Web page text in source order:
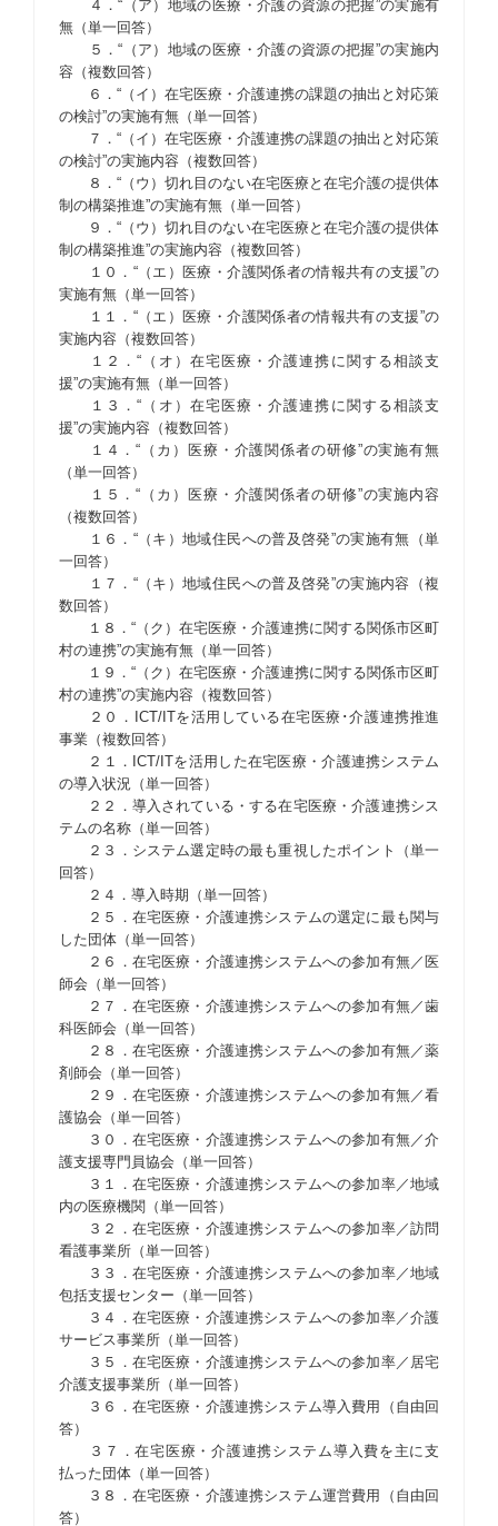
４．“（ア）地域の医療・介護の資源の把握”の実施有
無（単一回答）
５．“（ア）地域の医療・介護の資源の把握”の実施内
容（複数回答）
６．“（イ）在宅医療・介護連携の課題の抽出と対応策
の検討”の実施有無（単一回答）
７．“（イ）在宅医療・介護連携の課題の抽出と対応策
の検討”の実施内容（複数回答）
８．“（ウ）切れ目のない在宅医療と在宅介護の提供体
制の構築推進”の実施有無（単一回答）
９．“（ウ）切れ目のない在宅医療と在宅介護の提供体
制の構築推進”の実施内容（複数回答）
１０．“（エ）医療・介護関係者の情報共有の支援”の
実施有無（単一回答）
１１．“（エ）医療・介護関係者の情報共有の支援”の
実施内容（複数回答）
１２．“（オ）在宅医療・介護連携に関する相談支
援”の実施有無（単一回答）
１３．“（オ）在宅医療・介護連携に関する相談支
援”の実施内容（複数回答）
１４．“（カ）医療・介護関係者の研修”の実施有無
（単一回答）
１５．“（カ）医療・介護関係者の研修”の実施内容
（複数回答）
１６．“（キ）地域住民への普及啓発”の実施有無（単
一回答）
１７．“（キ）地域住民への普及啓発”の実施内容（複
数回答）
１８．“（ク）在宅医療・介護連携に関する関係市区町
村の連携”の実施有無（単一回答）
１９．“（ク）在宅医療・介護連携に関する関係市区町
村の連携”の実施内容（複数回答）
２０．ICT/ITを活用している在宅医療･介護連携推進
事業（複数回答）
２１．ICT/ITを活用した在宅医療・介護連携システム
の導入状況（単一回答）
２２．導入されている・する在宅医療・介護連携シス
テムの名称（単一回答）
２３．システム選定時の最も重視したポイント（単一
回答）
２４．導入時期（単一回答）
２５．在宅医療・介護連携システムの選定に最も関与
した団体（単一回答）
２６．在宅医療・介護連携システムへの参加有無／医
師会（単一回答）
２７．在宅医療・介護連携システムへの参加有無／歯
科医師会（単一回答）
２８．在宅医療・介護連携システムへの参加有無／薬
剤師会（単一回答）
２９．在宅医療・介護連携システムへの参加有無／看
護協会（単一回答）
３０．在宅医療・介護連携システムへの参加有無／介
護支援専門員協会（単一回答）
３１．在宅医療・介護連携システムへの参加率／地域
内の医療機関（単一回答）
３２．在宅医療・介護連携システムへの参加率／訪問
看護事業所（単一回答）
３３．在宅医療・介護連携システムへの参加率／地域
包括支援センター（単一回答）
３４．在宅医療・介護連携システムへの参加率／介護
サービス事業所（単一回答）
３５．在宅医療・介護連携システムへの参加率／居宅
介護支援事業所（単一回答）
３６．在宅医療・介護連携システム導入費用（自由回
答）
３７．在宅医療・介護連携システム導入費を主に支
払った団体（単一回答）
３８．在宅医療・介護連携システム運営費用（自由回
答）